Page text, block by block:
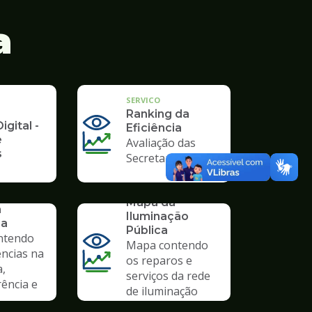
-
SERVICO
Ranking da
Eficiência
Avaliação das
Secretarias
na
e
Mapa da
Iluminação
Pública
Mapa contendo
os reparos e
serviços da rede
de iluminação